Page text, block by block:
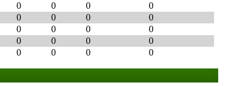
0 0 0
0
0 0 0
0
0 0 0
0
0 0 0
0
0 0 0 0